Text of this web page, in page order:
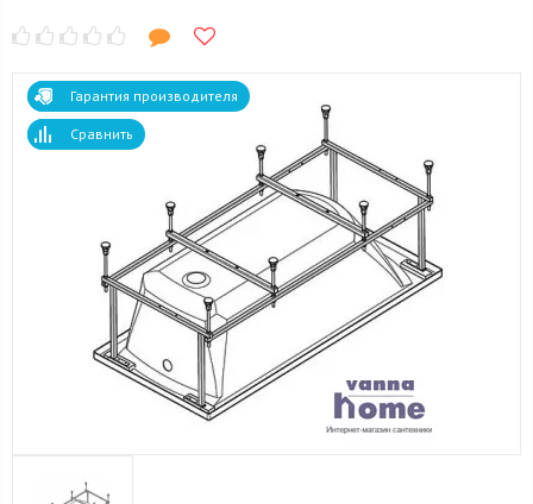
Гарантия производителя
Сравнить